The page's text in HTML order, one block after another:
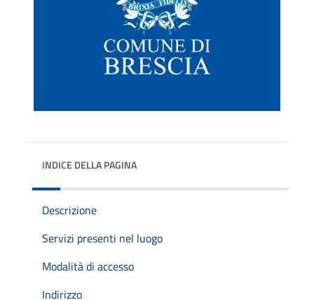
INDICE DELLA PAGINA
Descrizione
Servizi presenti nel luogo
Modalità di accesso
Indirizzo